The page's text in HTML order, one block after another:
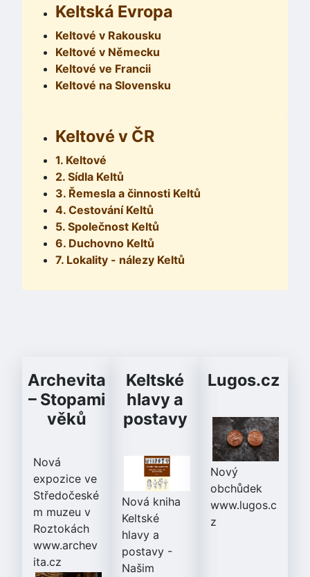
Keltská Evropa
Keltové v Rakousku
Keltové v Německu
Keltové ve Francii
Keltové na Slovensku
Keltové v ČR
1. Keltové
2. Sídla Keltů
3. Řemesla a činnosti Keltů
4. Cestování Keltů
5. Společnost Keltů
6. Duchovno Keltů
7. Lokality - nálezy Keltů
Archevita
– Stopami
věků
Nová
expozice ve
Středočeské
m muzeu v
Roztokách
www.archev
ita.cz
Keltské
hlavy a
postavy
Nová kniha
Keltské
hlavy a
postavy -
Našim
Lugos.cz
Nový
obchůdek
www.lugos.c
z